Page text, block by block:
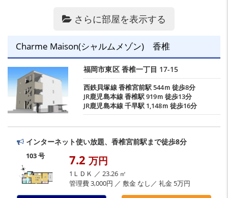
さらに部屋を表示する
Charme Maison(シャルムメゾン) 香椎
福岡市東区 香椎一丁目 17-15
西鉄貝塚線香椎宮前駅544ｍ 徒歩8分
JR鹿児島本線香椎駅919ｍ 徒歩13分
JR鹿児島本線千早駅1,148ｍ 徒歩16分
インターネット使い放題、香椎宮前駅まで徒歩8分
103 号 7.2 万円
1ＬＤＫ ／ 23.26 ㎡
管理費 3,000円 ／ 敷金 なし／ 礼金 5万円